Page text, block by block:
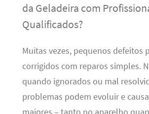
da Geladeira com
Qualificados?
Muitas vezes, pequenos defeitos
corrigidos com reparos simples.
quando ignorados ou mal
problemas podem evoluir e